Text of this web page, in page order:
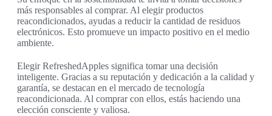
más responsables al comprar. Al elegir productos
reacondicionados, ayudas a reducir la cantidad de residuos
electrónicos. Esto promueve un impacto positivo en el medio
ambiente.
Elegir RefreshedApples significa tomar una decisión
inteligente. Gracias a su reputación y dedicación a la calidad y
garantía, se destacan en el mercado de tecnología
reacondicionada. Al comprar con ellos, estás haciendo una
elección consciente y valiosa.